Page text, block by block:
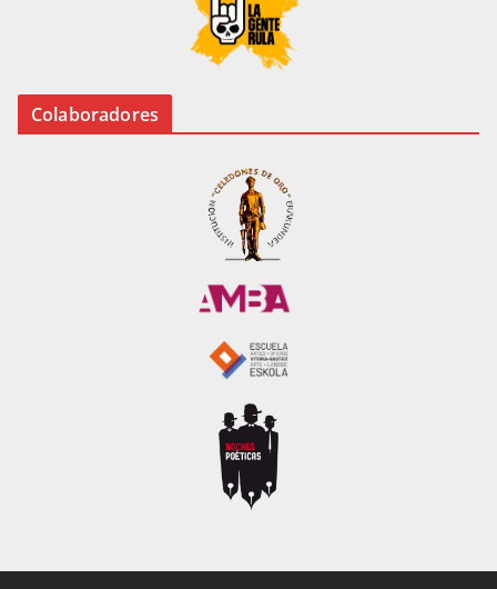
Colaboradores